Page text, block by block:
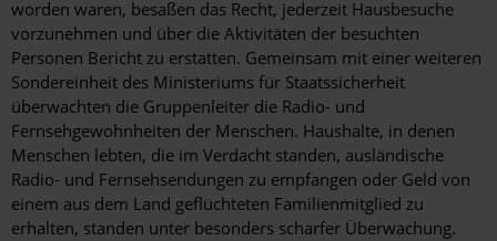
worden waren, besaßen das Recht, jederzeit Hausbesuche
vorzunehmen und über die Aktivitäten der besuchten
Personen Bericht zu erstatten. Gemeinsam mit einer weiteren
Sondereinheit des Ministeriums für Staatssicherheit
überwachten die Gruppenleiter die Radio- und
Fernsehgewohnheiten der Menschen. Haushalte, in denen
Menschen lebten, die im Verdacht standen, ausländische
Radio- und Fernsehsendungen zu empfangen oder Geld von
einem aus dem Land geflüchteten Familienmitglied zu
erhalten, standen unter besonders scharfer Überwachung.